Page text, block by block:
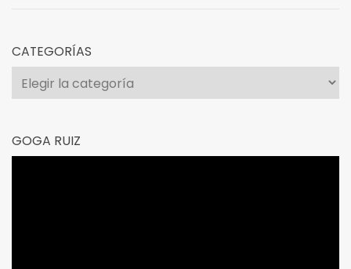
CATEGORÍAS
Categorías
GOGA RUIZ